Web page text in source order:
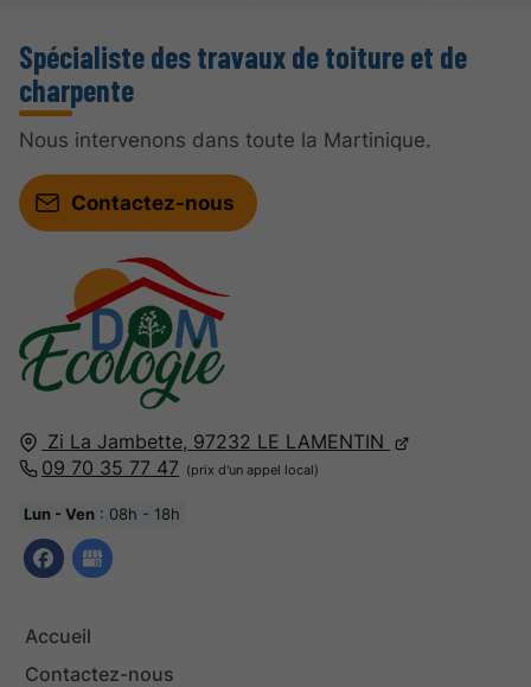
Zi La Jambette, 97232 LE LAMENTIN
09 70 35 77 47
Lun - Ven : 08h - 18h
Accueil
Contactez-nous
Spécialiste des travaux de toiture et de
charpente
Nous intervenons dans toute la Martinique.
Contactez-nous